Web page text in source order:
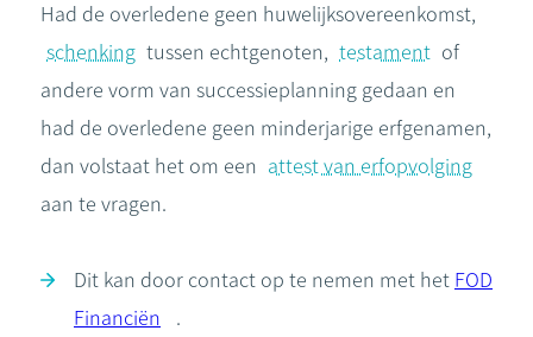
Had de overledene geen huwelijksovereenkomst,
schenking tussen echtgenoten, testament of
andere vorm van successieplanning gedaan en
had de overledene geen minderjarige erfgenamen,
dan volstaat het om een attest van erfopvolging
aan te vragen.
Dit kan door contact op te nemen met het FOD
Financiën
.